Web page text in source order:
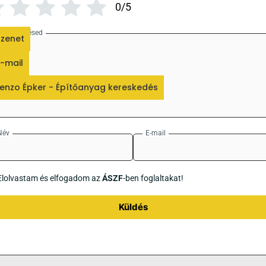
0/5
Az értékelésed
E-mail
és elfogadom azÁSZF-ben foglaltakat!
Küldés
mail
Épker - Építőanyag kereskedés